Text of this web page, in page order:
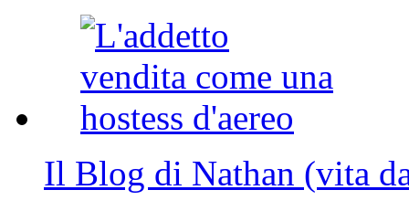
Il Blog di Nathan (vita